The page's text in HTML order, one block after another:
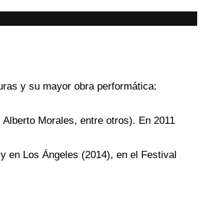
y su mayor obra performática:
Morales, entre otros). En 2011
en Los Ángeles (2014), en el Festival